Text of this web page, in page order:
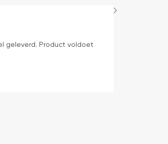
geleverd. Product voldoet